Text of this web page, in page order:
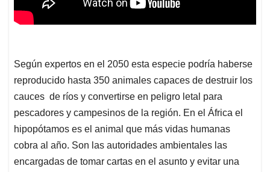
Según expertos en el 2050 esta especie podría haberse
reproducido hasta 350 animales capaces de destruir los
cauces de ríos y convertirse en peligro letal para
pescadores y campesinos de la región. En el África el
hipopótamos es el animal que más vidas humanas
cobra al año. Son las autoridades ambientales las
encargadas de tomar cartas en el asunto y evitar una